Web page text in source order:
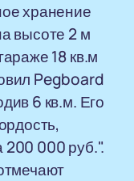
хранение
высоте 2 м
18 кв.м
Pegboard
6 кв.м. Его
000 руб.".